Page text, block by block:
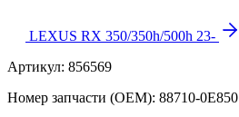
LEXUS RX 350/350h/500h 23-
Артикул: 856569
Номер запчасти (OEM): 88710-0E850